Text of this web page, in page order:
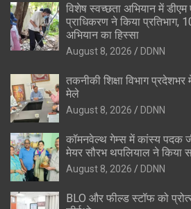
विशेष स्वच्छता अभियान में
प्राधिकरण ने किया
अभियान का हिस्सा
August 8, 2026 DDNN
तकनीकी शिक्षा विभाग
मेले
August 8, 2026 DDNN
कॉमनवेल्थ गेम्स में कांस्य पदक
मेयर सौरभ थपलियाल ने किया
August 8, 2026 DDNN
BLO और फील्ड स्टॉफ को